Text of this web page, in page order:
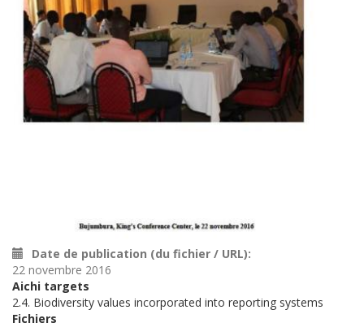
Date de publication (du fichier / URL)
22 novembre 2016
Aichi targets
2.4. Biodiversity values incorporated into reporting systems
Fichiers